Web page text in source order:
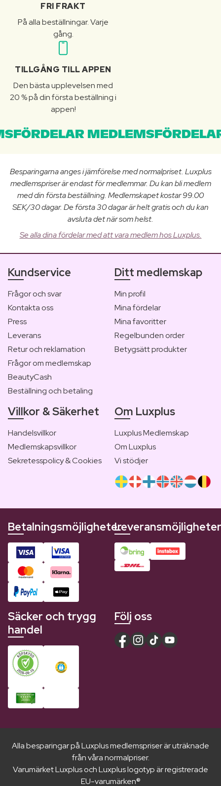
FRI FRAKT
På alla beställningar. Varje
gång.
TILLGÅNG TILL APPEN
Den bästa upplevelsen med
20 % på din första beställning i
appen!
Besparingarna anges i jämförelse med normalpriset. Luxplus
medlemspriser är endast för medlemmar. Du kan bli medlem
med din första beställning. Medlemskapet kostar 99.00
SEK/30 dagar. De första 30 dagar är helt gratis och du kan
avsluta det när som helst.
Se alla dina fördelar med att vara medlem hos Luxplus.
Kundservice
Frågor och svar
Kontakta oss
Press
Leverans
Retur och reklamation
Frågor om medlemskap
BeautyCash
Beställning och betaling
Ditt medlemskap
Min profil
Mina fördelar
Mina favoritter
Regelbunden order
Betygsätt produkter
Villkor & Säkerhet
Handelsvillkor
Medlemskapsvillkor
Sekretesspolicy & Cookies
Om Luxplus
Luxplus Medlemskap
Om Luxplus
Vi stödjer
BetalningsmöjligheterLeveransmöjligheter
Säcker och trygg
handel
Följ oss
Alla besparingar på Luxplus medlemspriser är uträknade
från våra normalpriser.
Varumärket Luxplus och Luxplus logotyp är registrerade
EU-varumärken®